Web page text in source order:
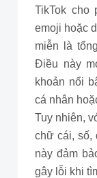
TikTok cho
emoji hoặc
miễn là
Điều này
khoản nổi
cá nhân
Tuy nhiên,
chữ cái, số,
này đảm
gây lỗi khi